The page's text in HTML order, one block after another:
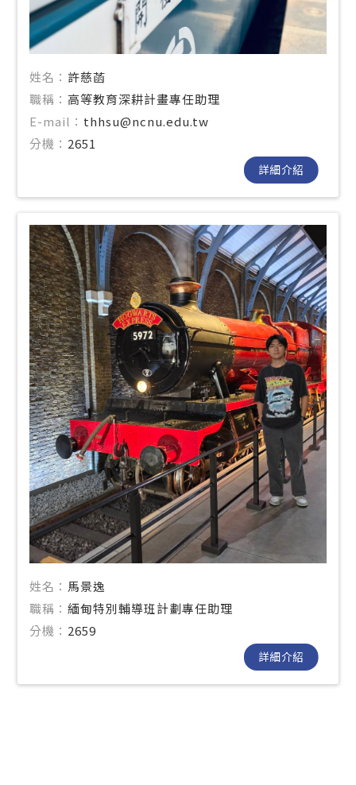
姓名： 許慈菡
職稱： 高等教育深耕計畫專任助理
E-mail： thhsu@ncnu.edu.tw
分機： 2651
詳細介紹
姓名： 馬景逸
職稱：緬甸特別輔導班計劃專任助理
分機： 2659
詳細介紹